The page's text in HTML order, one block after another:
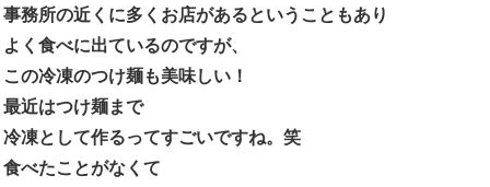
事務所の近くに多くお店があるということもあり
よく食べに出ているのですが、
この冷凍のつけ麺も美味しい！
最近はつけ麺まで
冷凍として作るってすごいですね。笑
食べたことがなくて